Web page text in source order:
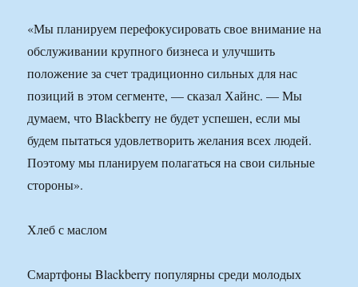
«Мы планируем перефокусировать свое внимание на
обслуживании крупного бизнеса и улучшить
положение за счет традиционно сильных для нас
позиций в этом сегменте, — сказал Хайнс. — Мы
думаем, что Blackberry не будет успешен, если мы
будем пытаться удовлетворить желания всех людей.
Поэтому мы планируем полагаться на свои сильные
стороны».
Хлеб с маслом
Смартфоны Blackberry популярны среди молодых